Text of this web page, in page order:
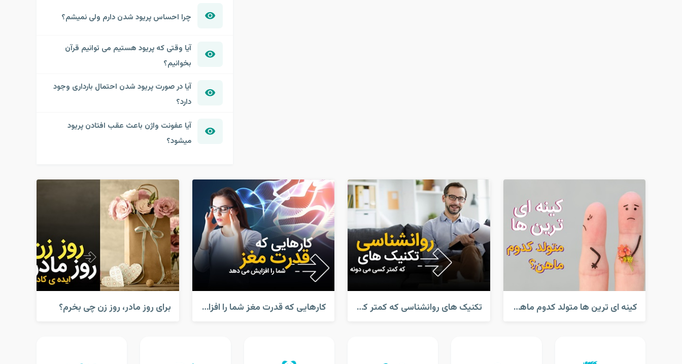
چرا احساس پریود شدن دارم ولی نمیشم؟
آیا وقتی که پریود هستیم می توانیم قرآن
بخوانیم؟
آیا در صورت پریود شدن احتمال بارداری وجود
دارد؟
آیا عفونت واژن باعث عقب افتادن پریود
میشود؟
کینه ای ترین ها متولد کدوم ماهن؟ تکنیک های روانشناسی که کمتر کسی میدونه کارهایی که قدرت مغز شما را افزایش می دهد! برای روز مادر، روز زن چی بخرم؟